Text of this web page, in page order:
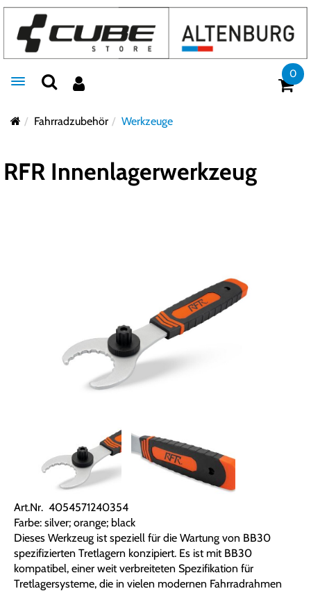
Toggle navigation
0
Fahrradzubehör Werkzeuge
RFR Innenlagerwerkzeug
Art.Nr. 4054571240354
Farbe: silver; orange; black
Dieses Werkzeug ist speziell für die Wartung von BB30
spezifizierten Tretlagern konzipiert. Es ist mit BB30
kompatibel, einer weit verbreiteten Spezifikation für
Tretlagersysteme, die in vielen modernen Fahrradrahmen